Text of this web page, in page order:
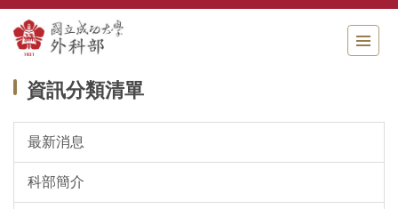
跳
到
主
區
資訊分類清單
最新消息
科部簡介